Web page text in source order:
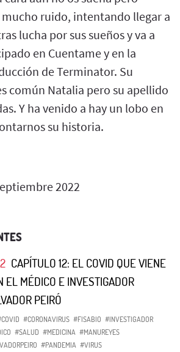
mucho ruido, intentando llegar a
lucha por sus sueños y va a
en Cuentame y en la
de Terminator. Su
común Natalia pero su apellido
Y ha venido a hay un lobo en
su historia.
2022
CAPÍTULO 12: EL COVID QUE VIENE
EL MÉDICO E INVESTIGADOR
PEIRÓ
#CORONAVIRUS #FISABIO #INVESTIGADOR
#SALUD #MEDICINA #MANUREYES
#PANDEMIA #VIRUS